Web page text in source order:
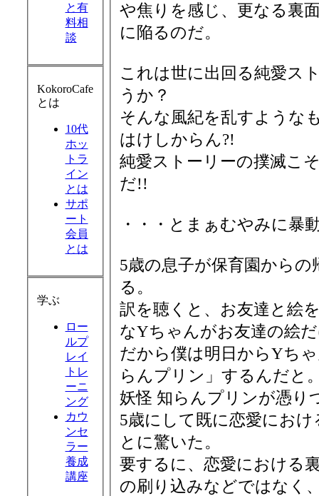
と有
料相
談
KokoroCafe
とは
10代
ホッ
トラ
イン
とは
サポ
ート
会員
とは
学ぶ
ロー
ルプ
レイ
トレ
ーニ
ング
カウ
ンセ
ラー
養成
講座
や焦りを感じ、更なる裏
に陥るのだ。
これは世に出回る純愛ス
うか？
そんな風紀を乱すような
はけしからん?!
純愛ストーリーの撲滅こ
だ!!
・・・とまぁむやみに暴
5歳の息子が保育園から
る。
訳を聴くと、お友達と絵
なYちゃんがお友達の絵
だから僕は明日からYち
らんプリン」するんだと
妖怪 知らんプリンが憑り
5歳にして既に恋愛にお
とに驚いた。
要するに、恋愛における
の刷り込みなどではなく